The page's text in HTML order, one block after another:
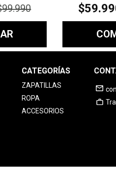
99.990 $59.
CATEGORÍAS
ZAPATILLAS
ROPA
ACCESORIOS